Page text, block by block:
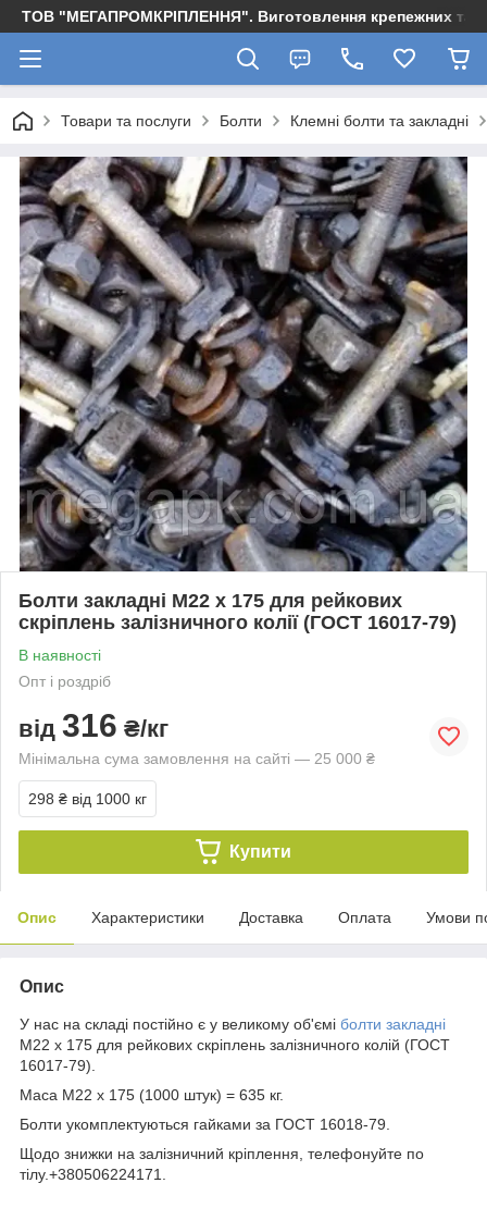
ТОВ "МЕГАПРОМКРІПЛЕННЯ". Виготовлення крепежних та
Товари та послуги Болти Клемні болти та закладні
Болти закладні М22 х 175 для рейкових
скріплень залізничного колії (ГОСТ 16017-79)
В наявності
Опт і роздріб
від 316 ₴/кг
Мінімальна сума замовлення на сайті — 25 000 ₴
298 ₴ від 1000 кг
Купити
Опис Характеристики Доставка Оплата Умови
Опис
У нас на складі постійно є у великому об'ємі болти закладні
М22 х 175 для рейкових скріплень залізничного колій (ГОСТ
16017-79).
Маса М22 х 175 (1000 штук) = 635 кг.
Болти укомплектуються гайками за ГОСТ 16018-79.
Щодо знижки на залізничний кріплення, телефонуйте по
тілу.+380506224171.